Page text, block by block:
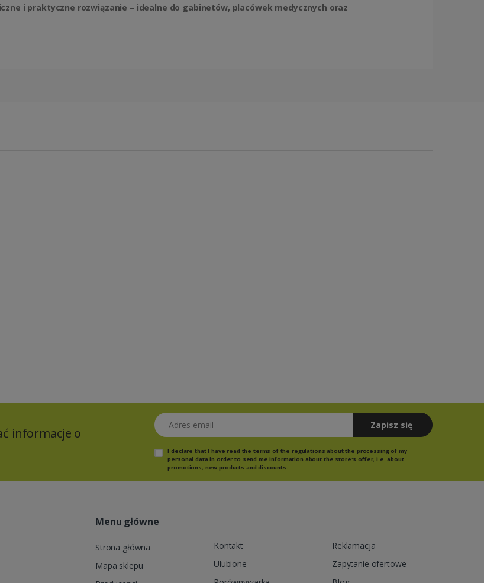
i praktyczne rozwiązanie – idealne do gabinetów, placówek medycznych oraz
informacje o
Adres email
Zapisz się
I declare that I have read the terms of the regulations about the processing of my
personal data in order to send me information about the store's offer, i.e. about
promotions, new products and discounts.
Menu główne
Strona główna
Mapa sklepu
Kontakt
Ulubione
Reklamacja
Zapytanie ofertowe